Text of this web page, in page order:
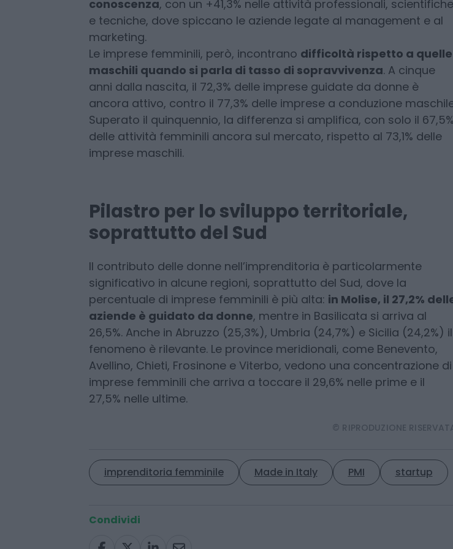
Nel corso degli ultimi dieci anni, si è registrato un notevole
incremento delle imprese giovanili
conoscenza, con un +41,3% nelle attività professionali, scientifiche
e tecniche, dove spiccano le aziende legate al management e al
marketing.
Le imprese femminili, però, incontranodifficoltà rispetto a quelle
maschili quando si parla di tasso di sopravvivenza . A cinque
anni dalla nascita, il 72,3% delle imprese guidate da donne è
ancora attivo, contro il 77,3% delle imprese a conduzione maschile.
imprese maschili.
Pilastro per lo sviluppo territoriale,
soprattutto del Sud
Il contributo delle donne nell’imprenditoria è particolarmente
significativo in alcune regioni, soprattutto del Sud, dove la
percentuale di imprese femminili è più alta:in Molise, il 27,2% delle
aziende è guidato da donne, mentre in Basilicata si arriva al
26,5%. Anche in Abruzzo (25,3%), Umbria (24,7%) e Sicilia (24,2%) il
fenomeno è rilevante. Le province meridionali, come Benevento,
Avellino, Chieti, Frosinone e Viterbo, vedono una concentrazione di
© RIPRODUZIONE RISERVATA
imprenditoria femminile